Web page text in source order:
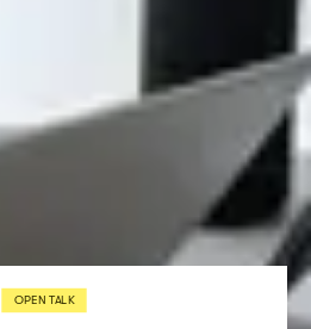
OPEN TALK